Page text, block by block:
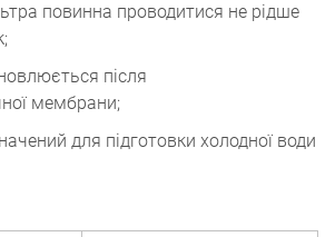
повинна проводитися не рідше
після
мембрани;
для підготовки холодної води